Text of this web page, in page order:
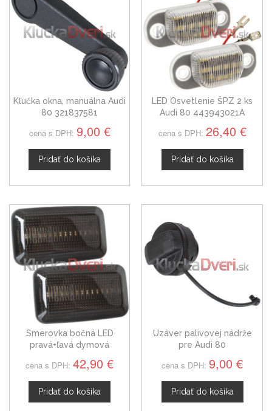
Kľučka okna, manuálna Audi
80 321837581
cena s DPH: 9,00 €
Pridať do košíka
LED Osvetlenie ŠPZ 2 ks
Audi 80 443943021A
cena s DPH: 26,40 €
Pridať do košíka
Smerovka bočná LED
pravá+ľavá dymová
cena s DPH: 42,90 €
Pridať do košíka
Uzáver palivovej nádrže
pre Audi 80
cena s DPH: 9,00 €
Pridať do košíka